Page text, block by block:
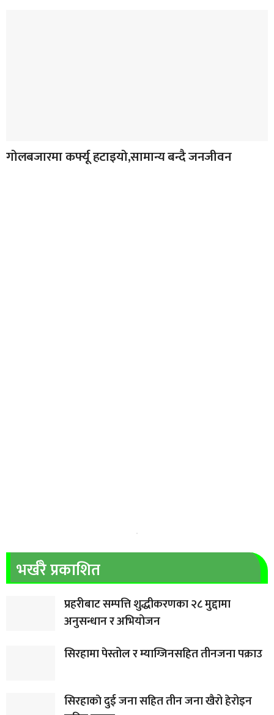
गोलबजारमा कर्फ्यू हटाइयो,सामान्य बन्दै जनजीवन
भर्खरै प्रकाशित
प्रहरीबाट सम्पत्ति शुद्धीकरणका २८ मुद्दामा
अनुसन्धान र अभियोजन
सिरहामा पेस्तोल र म्याग्जिनसहित तीनजना पक्राउ
सिरहाकाे दुई जना सहित तीन जना खैरो हेरोइन